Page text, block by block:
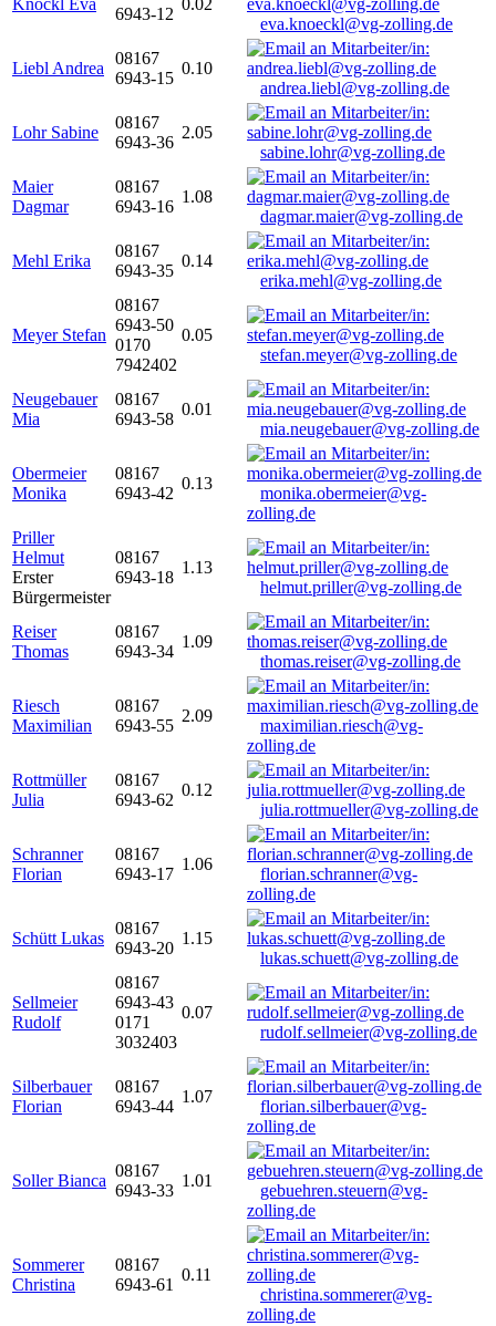
Knöckl Eva
6943-12
0.02
eva.knoeckl@vg-zolling.de
Liebl Andrea
08167
6943-15
0.10
andrea.liebl@vg-zolling.de
Lohr Sabine
08167
6943-36
2.05
sabine.lohr@vg-zolling.de
Maier
Dagmar
08167
6943-16
1.08
dagmar.maier@vg-zolling.de
Mehl Erika
08167
6943-35
0.14
erika.mehl@vg-zolling.de
Meyer Stefan
08167
6943-50
0170
7942402
0.05
stefan.meyer@vg-zolling.de
Neugebauer
Mia
08167
6943-58
0.01
mia.neugebauer@vg-zolling.de
Obermeier
Monika
08167
6943-42
0.13
monika.obermeier@vg-
zolling.de
Priller
Helmut
Erster
Bürgermeister
08167
6943-18
1.13
helmut.priller@vg-zolling.de
Reiser
Thomas
08167
6943-34
1.09
thomas.reiser@vg-zolling.de
Riesch
Maximilian
08167
6943-55
2.09
maximilian.riesch@vg-
zolling.de
Rottmüller
Julia
08167
6943-62
0.12
julia.rottmueller@vg-zolling.de
Schranner
Florian
08167
6943-17
1.06
florian.schranner@vg-
zolling.de
Schütt Lukas
08167
6943-20
1.15
lukas.schuett@vg-zolling.de
Sellmeier
Rudolf
08167
6943-43
0171
3032403
0.07
rudolf.sellmeier@vg-zolling.de
Silberbauer
Florian
08167
6943-44
1.07
florian.silberbauer@vg-
zolling.de
Soller Bianca
08167
6943-33
1.01
gebuehren.steuern@vg-
zolling.de
Sommerer
Christina
08167
6943-61
0.11
christina.sommerer@vg-
zolling.de